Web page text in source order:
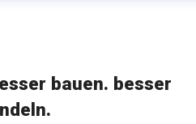
bauen. besser